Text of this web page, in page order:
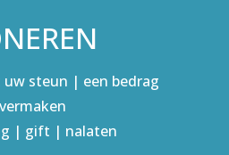
steun | een bedrag
| gift | nalaten